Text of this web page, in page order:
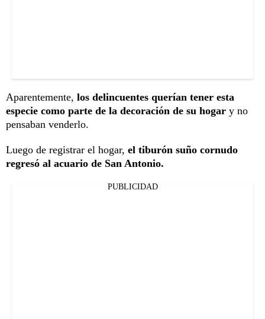
Aparentemente, los delincuentes querían tener esta
especie como parte de la decoración de su hogar y no
pensaban venderlo.
Luego de registrar el hogar, el tiburón suño cornudo
regresó al acuario de San Antonio.
PUBLICIDAD